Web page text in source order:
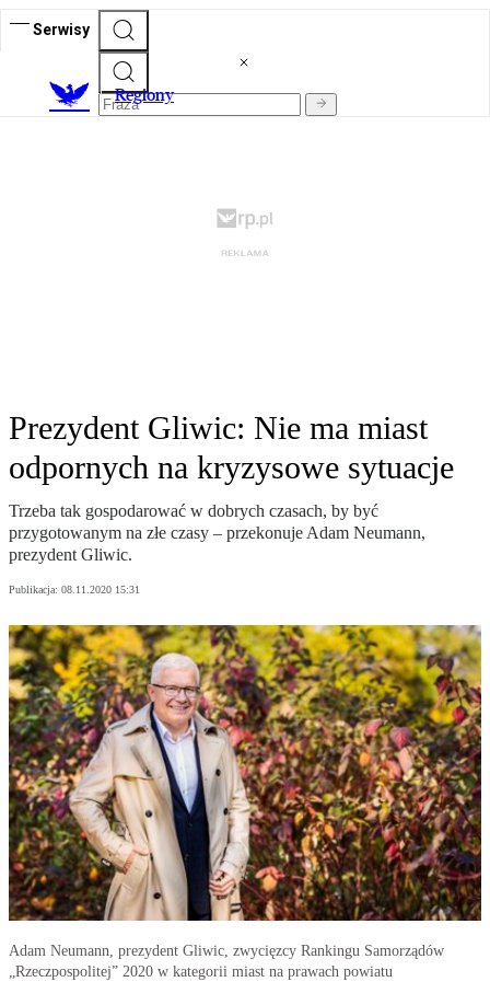
Serwisy
Regiony
Prezydent Gliwic: Nie ma miast
odpornych na kryzysowe sytuacje
Trzeba tak gospodarować w dobrych czasach, by być
przygotowanym na złe czasy – przekonuje Adam Neumann,
prezydent Gliwic.
Publikacja: 08.11.2020 15:31
Adam Neumann, prezydent Gliwic, zwycięzcy Rankingu Samorządów
„Rzeczpospolitej” 2020 w kategorii miast na prawach powiatu